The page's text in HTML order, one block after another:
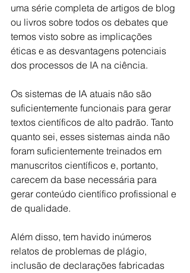
uma série completa de artigos de blog
ou livros sobre todos os debates que
temos visto sobre as implicações
éticas e as desvantagens potenciais
dos processos de IA na ciência.
Os sistemas de IA atuais não são
suficientemente funcionais para gerar
textos científicos de alto padrão. Tanto
quanto sei, esses sistemas ainda não
foram suficientemente treinados em
manuscritos científicos e, portanto,
carecem da base necessária para
gerar conteúdo científico profissional e
de qualidade.
Além disso, tem havido inúmeros
relatos de problemas de plágio,
inclusão de declarações fabricadas